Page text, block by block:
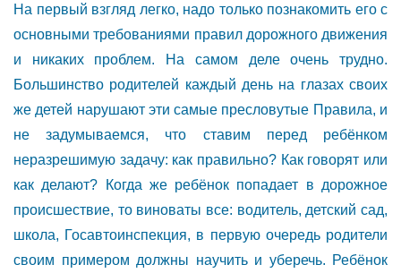
На первый взгляд легко, надо только познакомить его с
основными требованиями правил дорожного движения
и никаких проблем. На самом деле очень трудно.
Большинство родителей каждый день на глазах своих
же детей нарушают эти самые пресловутые Правила, и
не задумываемся, что ставим перед ребёнком
неразрешимую задачу: как правильно? Как говорят или
как делают? Когда же ребёнок попадает в дорожное
происшествие, то виноваты все: водитель, детский сад,
школа, Госавтоинспекция, в первую очередь родители
своим примером должны научить и уберечь. Ребёнок